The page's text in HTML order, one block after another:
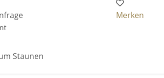
Merken
Staunen